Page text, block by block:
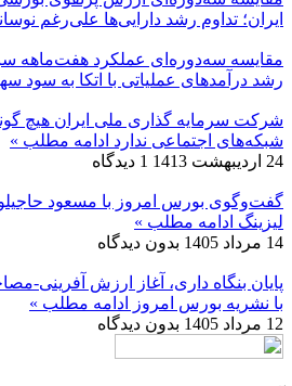
ایران؛ تداوم رشد دارایی‌ها علی‌رغم
مقایسه سه‌دوره‌ای عملکرد هفت‌ماهه
رشد درآمدهای عملیاتی با اتکا به سود
شرکت سرمایه گذاری ملی ایران هیچ
شبکه‌های اجتماعی ندارد ادامه مطلب »
24 اردیبهشت 1413
1 دیدگاه
گفت‌وگوی بورس امروز با مسعود
لیزینگ ادامه مطلب »
14 مرداد 1405
بدون دیدگاه
پایان بنگاه داری، آغاز ارزش آفرینی-
با نشریه بورس امروز
ادامه مطلب »
12 مرداد 1405
بدون دیدگاه